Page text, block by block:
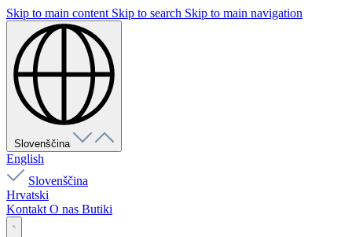
Skip to main content Skip to search Skip to main navigation
Slovenščina
English
Slovenščina
Hrvatski
Kontakt O nas Butiki